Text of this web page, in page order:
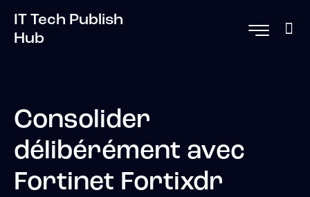
IT Tech Publish
Hub
Consolider
délibérément avec
Fortinet Fortixdr